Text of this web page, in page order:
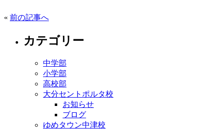
« 前の記事へ
カテゴリー
中学部
小学部
高校部
大分セントポルタ校
お知らせ
ブログ
ゆめタウン中津校